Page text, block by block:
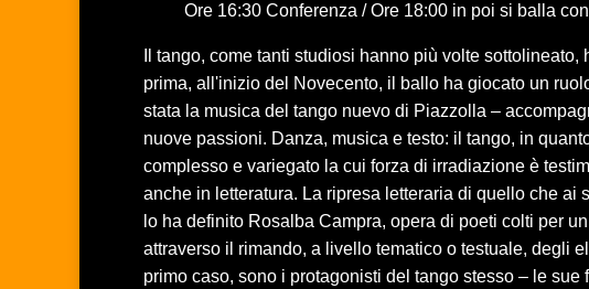
Ore 16:30 Conferenza / Ore 18:00 in poi si balla
Il tango, come tanti studiosi hanno più volte
prima, all'inizio del Novecento, il ballo ha giocato un
stata la musica del tango nuevo di Piazzolla –
nuove passioni. Danza, musica e testo: il tango, in
complesso e variegato la cui forza di irradiazione è
anche in letteratura. La ripresa letteraria di quello che ai
lo ha definito Rosalba Campra, opera di poeti colti per
attraverso il rimando, a livello tematico o testuale, degli
primo caso, sono i protagonisti del tango stesso – le